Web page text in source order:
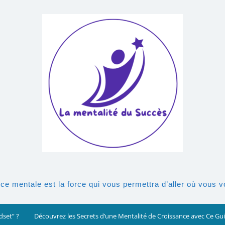
mentale est la force qui vous permettra d’aller où vous
? Découvrez les Secrets d’une Mentalité de Croissance avec Ce